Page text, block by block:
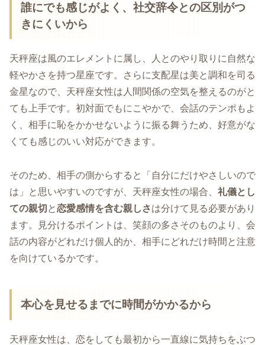
誰にでも感じがよく、社交辞令との区別がつ
きにくいから
天秤座は風のエレメントに属し、人とのやり取りに自然な
軽やかさを持つ星座です。さらに支配星は美と調和を司る
金星なので、天秤座女性は人間関係の空気を整えるのがと
ても上手です。初対面でもにこやかで、会話のテンポもよ
く、相手に恥をかかせないように振る舞うため、好意がな
くても感じのいい対応ができます。
そのため、相手の側からすると「自分にだけやさしいので
は」と思いやすいのですが、天秤座女性の場合、 礼儀とし
ての親切 と恋愛感情を含む親しさは分けて見る必要があり
ます。見分けるポイントは、笑顔の多さそのものより、会
話の内容がどれだけ個人的か、相手にどれだけ時間と注意
を向けているかです。
本心を見せるまでに時間がかかるから
天秤座女性は、恋をしても最初から一直線に気持ちをぶつ